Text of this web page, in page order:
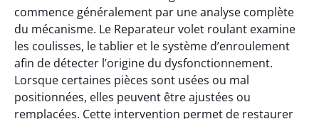
commence généralement par une analyse complète
du mécanisme. Le Reparateur volet roulant examine
les coulisses, le tablier et le système d’enroulement
afin de détecter l’origine du dysfonctionnement.
Lorsque certaines pièces sont usées ou mal
positionnées, elles peuvent être ajustées ou
remplacées. Cette intervention permet de restaurer